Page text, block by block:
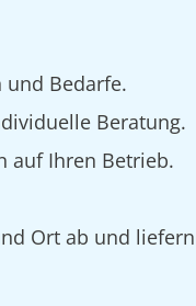
und Bedarfe.
Beratung.
auf Ihren Betrieb.
Ort ab und